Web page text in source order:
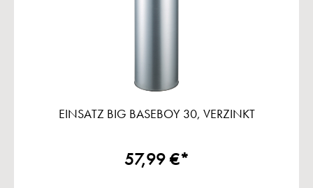
EINSATZ BIG BASEBOY 30, VERZINKT
57,99 €*